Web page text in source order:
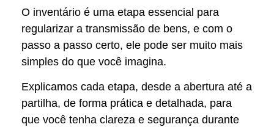
O inventário é uma etapa essencial para
regularizar a transmissão de bens, e com o
passo a passo certo, ele pode ser muito mais
simples do que você imagina.
Explicamos cada etapa, desde a abertura até a
partilha, de forma prática e detalhada, para
que você tenha clareza e segurança durante